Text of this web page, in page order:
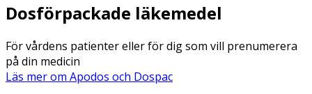
Dosförpackade läkemedel
För vårdens patienter eller för dig som vill prenumerera
på din medicin
Läs mer om Apodos och Dospac